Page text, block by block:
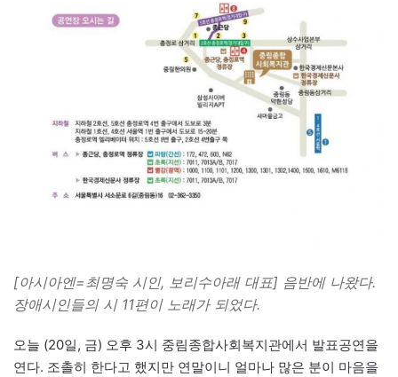
[아시아엔=최명숙 시인, 보리수아래 대표] 음반에 나왔다.
장애시인들의 시 11편이 노래가 되었다.
오늘 (20일, 금) 오후 3시 중림종합사회복지관에서 발표공연을
연다. 조촐히 한다고 했지만 연말이니 얼마나 많은 분이 마음을